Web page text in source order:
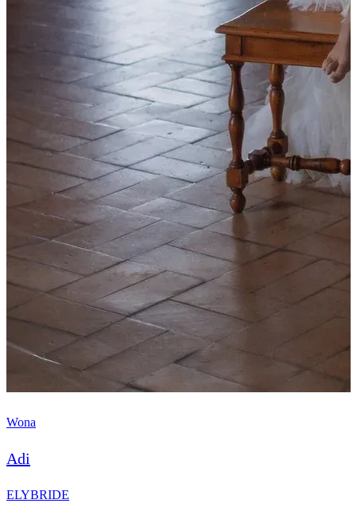
Wona
Adi
ELYBRIDE